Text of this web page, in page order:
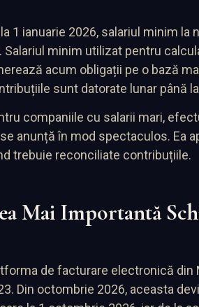
la 1 ianuarie 2026, salariul minim
Salariul minim utilizat pentru
acum obligații pe o bază
sunt datorate lunar până
companiile cu salarii mari,
anunță în mod spectaculos. Ea
trebuie reconciliate contribuțiile.
Mai Importantă
de facturare electronică din
Din octombrie 2026, aceasta